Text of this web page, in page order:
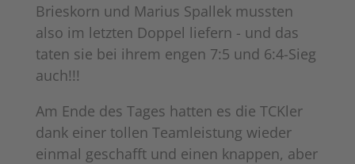
Brieskorn und Marius Spallek mussten
also im letzten Doppel liefern - und das
taten sie bei ihrem engen 7:5 und 6:4-Sieg
auch!!!
Am Ende des Tages hatten es die TCKler
dank einer tollen Teamleistung wieder
einmal geschafft und einen knappen, aber